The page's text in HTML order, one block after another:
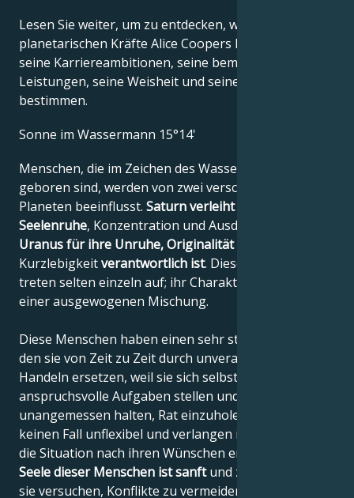
Lesen Sie weiter, um zu entdecken, wie die
planetarischen Kräfte Alice Coopers kreatives Genie,
seine Karriereambitionen, seine bemerkenswerten
Leistungen, seine Weisheit und seinen Witz
bestimmen.
Sonne im Wassermann 15°14'
Menschen, die im Zeichen des Wassermanns
geboren sind, werden von zwei verschiedenen
Planeten beeinflusst. Saturn verleiht ihnen
Seelenruhe, Konzentration und Ausdauer, während
Uranus für ihre Unruhe, Originalitätund
Kurzlebigkeitverantwortlich ist. Diese Eigenschaften
treten selten einzeln auf; ihr Charakter besteht aus
einer ausgewogenen Mischung.
Diese Menschen haben einen sehr starken Willen,
den sie von Zeit zu Zeit durch unverantwortliches
Handeln ersetzen, weil sie sich selbst oft sehr
anspruchsvolle Aufgaben stellen und es für
unangemessen halten, Rat einzuholen. Sie sind auf
keinen Fall unflexibel und verlangen nicht, dass sich
die Situation nach ihren Wünschen entwickelt.
Seele dieser Menschen ist sanftund zerbrechlich und
sie versuchen, Konflikte zu vermeiden. In ihrem